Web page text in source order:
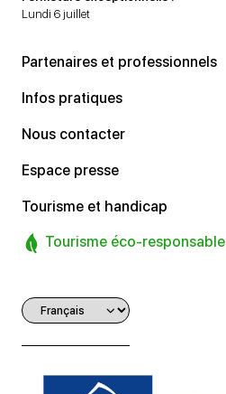
Lundi 6 juillet
Partenaires et professionnels
Infos pratiques
Nous contacter
Espace presse
Tourisme et handicap
Tourisme éco-responsable